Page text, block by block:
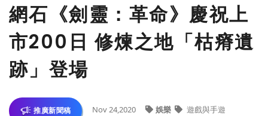
網石《劍靈：革命》慶祝上
市200日 修煉之地「枯瘠遺
跡」登場
推廣新聞稿 Nov 24,2020 娛樂 遊戲與手遊